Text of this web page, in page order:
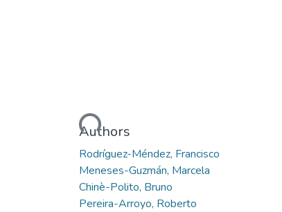
Loading...
Authors
Rodríguez-Méndez, Francisco
Meneses-Guzmán, Marcela
Chinè-Polito, Bruno
Pereira-Arroyo, Roberto